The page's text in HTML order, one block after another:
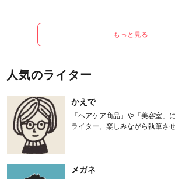
もっと見る
人気のライター
かえで
「ヘアケア商品」や「美容室」
ライター。楽しみながら執筆さ
メガネ